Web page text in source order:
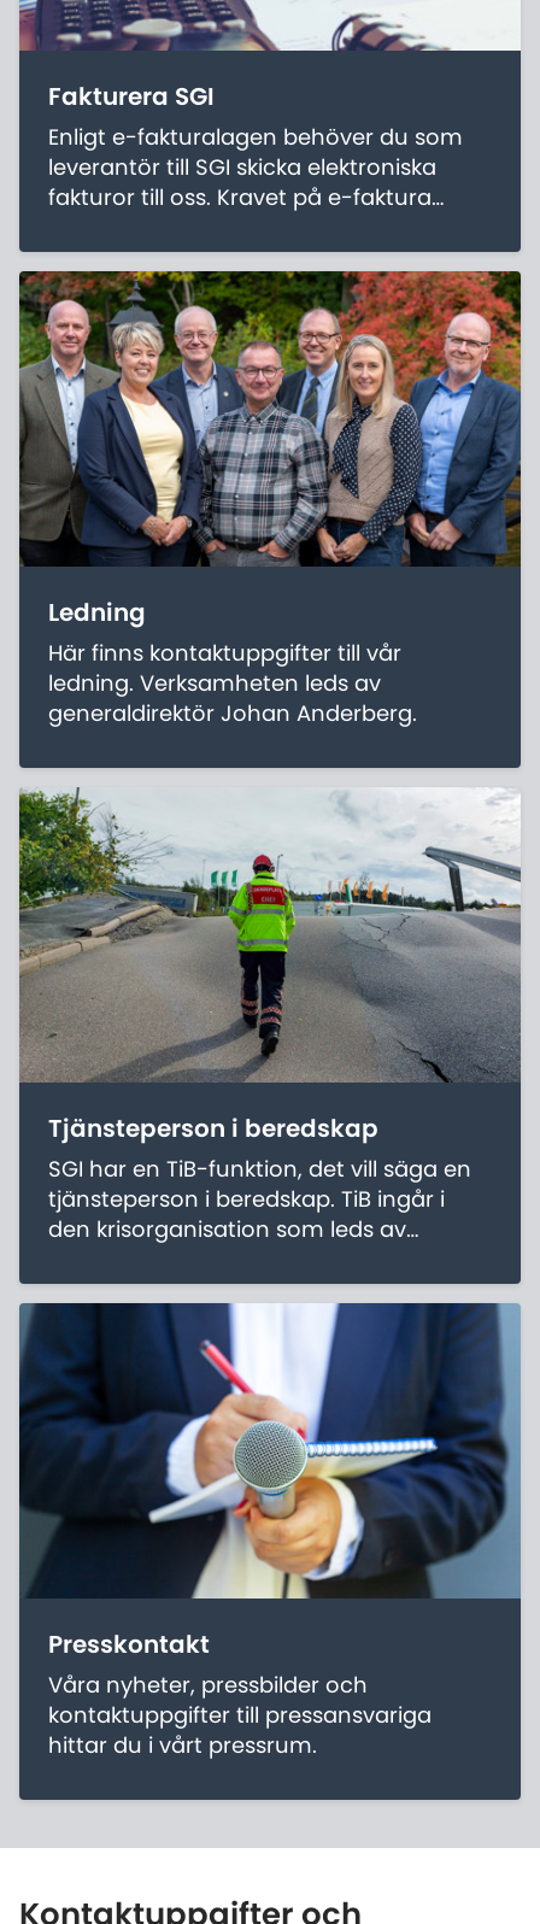
Fakturera SGI
Enligt e-fakturalagen behöver du som
leverantör till SGI skicka elektroniska
fakturor till oss. Kravet på e-faktura
inköp enligt lagen om offentlig
upphandling eller någon annan av
upphandlingslagarna.
Ledning
Här finns kontaktuppgifter till vår
ledning. Verksamheten leds av
generaldirektör Johan Anderberg.
Tjänsteperson i beredskap
SGI har en TiB-funktion, det vill säga en
tjänsteperson i beredskap. TiB ingår i
den krisorganisation som leds av
Presskontakt
Våra nyheter, pressbilder och
kontaktuppgifter till pressansvariga
hittar du i vårt pressrum.
Kontaktuppgifter och